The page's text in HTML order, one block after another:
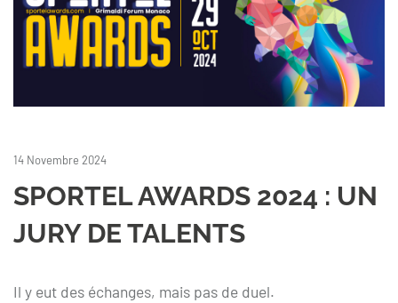
14 Novembre 2024
SPORTEL AWARDS 2024 : UN
JURY DE TALENTS
Il y eut des échanges, mais pas de duel.